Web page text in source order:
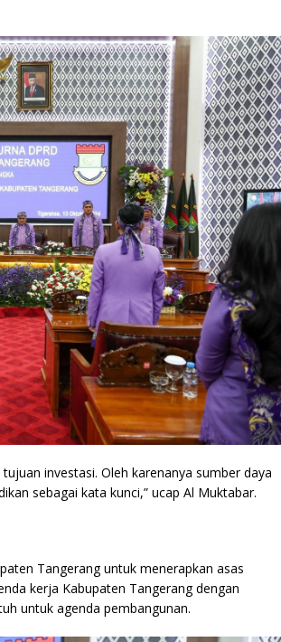
investasi. Oleh karenanya sumber daya
sebagai kata kunci,” ucap Al Muktabar.
Tangerang untuk menerapkan asas
kerja Kabupaten Tangerang dengan
untuk agenda pembangunan.